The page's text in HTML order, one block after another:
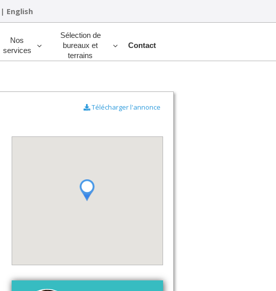
| English
Nos
services
Sélection de
bureaux et
terrains
Contact
Télécharger l'annonce